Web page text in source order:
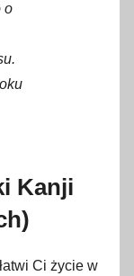
o
Kanji
Ci życie w